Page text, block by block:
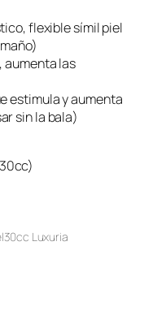
flexible símil piel
aumenta las
estimula y aumenta
sin la bala)
Luxuria